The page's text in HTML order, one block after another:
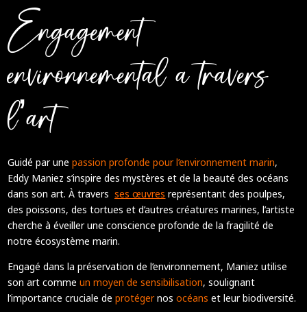
Engagement
environnemental a travers
l’art
Guidé par unepassion profonde pour l’environnement marin,
Eddy Maniez s’inspire des mystères et de la beauté des océans
dans son art. À traversses œuvres représentant des poulpes,
des poissons, des tortues et d’autres créatures marines, l’artiste
cherche à éveiller une conscience profonde de la fragilité de
notre écosystème marin.
Engagé dans la préservation de l’environnement, Maniez utilise
son art commeun moyen de sensibilisation, soulignant
l’importance cruciale deprotégernosocéans et leur biodiversité.